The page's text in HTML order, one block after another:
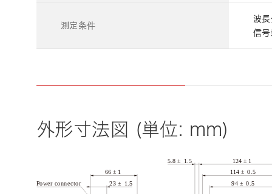
測定条件
波
信
外形寸法図 (単位: mm)